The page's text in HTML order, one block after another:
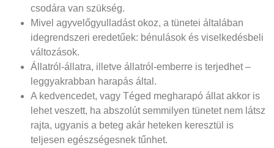
csodára van szükség.
Mivel agyvelőgyulladást okoz, a tünetei általában
idegrendszeri eredetűek: bénulások és viselkedésbeli
változások.
Állatról-állatra, illetve állatról-emberre is terjedhet –
leggyakrabban harapás által.
A kedvencedet, vagy Téged megharapó állat akkor is
lehet veszett, ha abszolút semmilyen tünetet nem látsz
rajta, ugyanis a beteg akár heteken keresztül is
teljesen egészségesnek tűnhet.